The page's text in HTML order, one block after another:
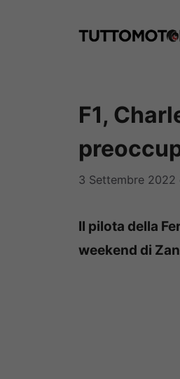
F1,
3 Settembre 2022
Il pilota della
weekend di